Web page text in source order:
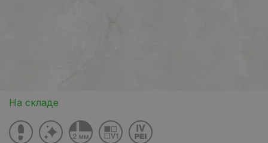
На складе